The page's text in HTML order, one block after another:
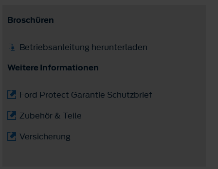
Broschüren
Betriebsanleitung herunterladen
Weitere Informationen
Ford Protect Garantie Schutzbrief
Zubehör & Teile
Versicherung